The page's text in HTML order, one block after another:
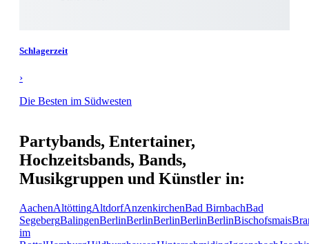
Schlagerzeit
›
Die Besten im Südwesten
Partybands, Entertainer,
Hochzeitsbands, Bands,
Musikgruppen und Künstler in:
AachenAltöttingAltdorfAnzenkirchenBad BirnbachBad
SegebergBalingenBerlinBerlinBerlinBerlinBerlinBischofsmais
im